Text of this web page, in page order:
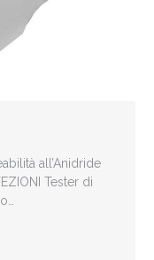
all’Anidride
Tester di